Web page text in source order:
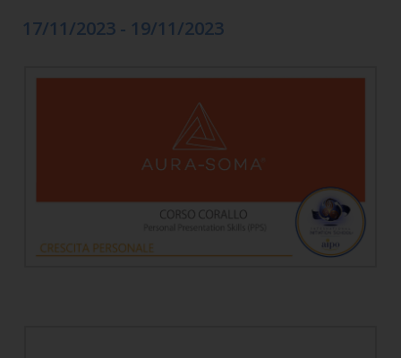
17/11/2023 - 19/11/2023